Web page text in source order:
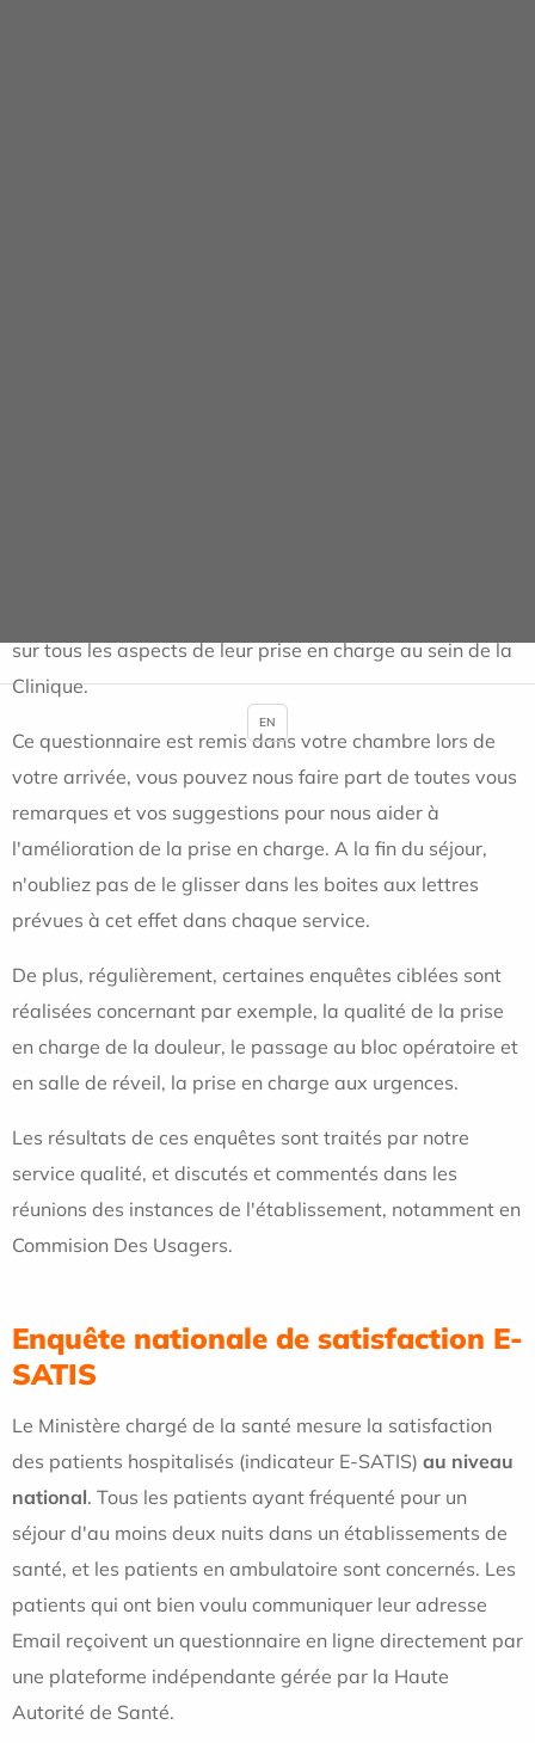
sur tous les aspects de leur prise en charge au sein de la
Clinique.
Ce questionnaire est remis dans votre chambre lors de
votre arrivée, vous pouvez nous faire part de toutes vous
remarques et vos suggestions pour nous aider à
l'amélioration de la prise en charge. A la fin du séjour,
n'oubliez pas de le glisser dans les boites aux lettres
prévues à cet effet dans chaque service.
De plus, régulièrement, certaines enquêtes ciblées sont
réalisées concernant par exemple, la qualité de la prise
en charge de la douleur, le passage au bloc opératoire et
en salle de réveil, la prise en charge aux urgences.
Les résultats de ces enquêtes sont traités par notre
service qualité, et discutés et commentés dans les
réunions des instances de l'établissement, notamment en
Commision Des Usagers.
Enquête nationale de satisfaction E-
SATIS
Le Ministère chargé de la santé mesure la satisfaction
des patients hospitalisés (indicateur E-SATIS) au niveau
national. Tous les patients ayant fréquenté pour un
séjour d'au moins deux nuits dans un établissements de
santé, et les patients en ambulatoire sont concernés. Les
patients qui ont bien voulu communiquer leur adresse
Email reçoivent un questionnaire en ligne directement par
une plateforme indépendante gérée par la Haute
Autorité de Santé.
EN